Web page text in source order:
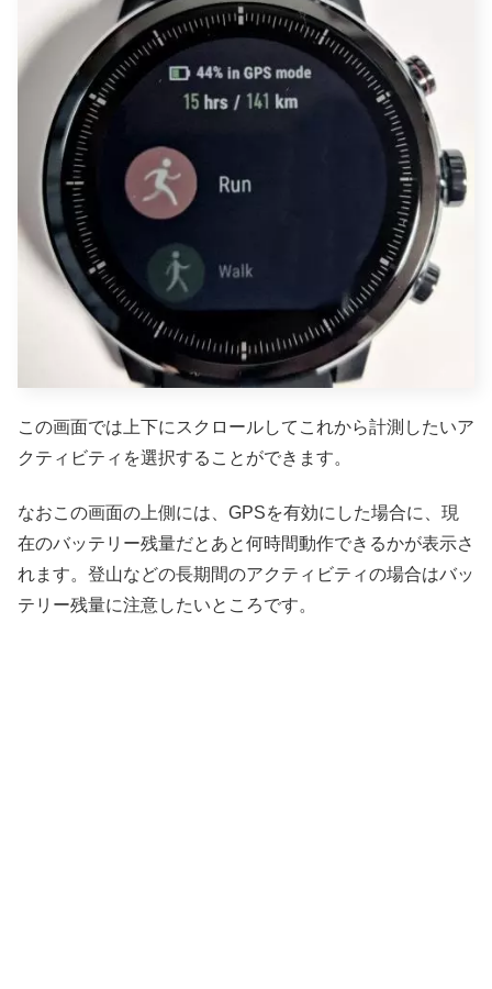
この画面では上下にスクロールしてこれから計測したいア
クティビティを選択することができます。
なおこの画面の上側には、GPSを有効にした場合に、現
在のバッテリー残量だとあと何時間動作できるかが表示さ
れます。登山などの長期間のアクティビティの場合はバッ
テリー残量に注意したいところです。